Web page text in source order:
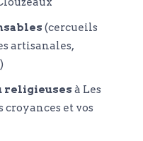
(cercueils
artisanales,
religieuses à Les
croyances et vos